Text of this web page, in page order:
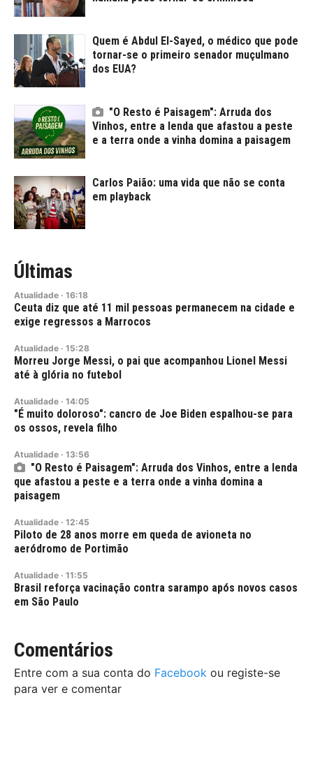
Quem é Abdul El-Sayed, o médico que pode
tornar-se o primeiro senador muçulmano
dos EUA?
"O Resto é Paisagem": Arruda dos
Vinhos, entre a lenda que afastou a peste
e a terra onde a vinha domina a paisagem
Carlos Paião: uma vida que não se conta
em playback
Últimas
Atualidade · 16:18
Ceuta diz que até 11 mil pessoas permanecem na cidade e
exige regressos a Marrocos
Atualidade · 15:28
Morreu Jorge Messi, o pai que acompanhou Lionel Messi
até à glória no futebol
Atualidade · 14:05
"É muito doloroso": cancro de Joe Biden espalhou-se para
os ossos, revela filho
Atualidade · 13:56
"O Resto é Paisagem": Arruda dos Vinhos, entre a lenda
que afastou a peste e a terra onde a vinha domina a
paisagem
Atualidade · 12:45
Piloto de 28 anos morre em queda de avioneta no
aeródromo de Portimão
Atualidade · 11:55
Brasil reforça vacinação contra sarampo após novos casos
em São Paulo
Comentários
Entre com a sua conta do Facebook ou registe-se
para ver e comentar